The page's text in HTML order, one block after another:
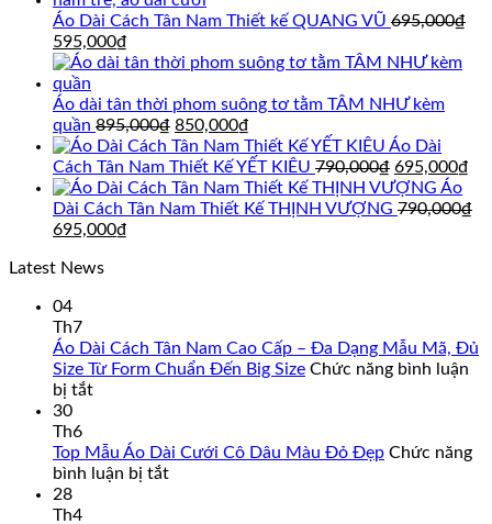
Áo Dài Cách Tân Nam Thiết kế QUANG VŨ 695,000₫
Giá
gốc
là:
695,000₫.
595,000₫
hiện
là:
595,000₫.
Áo dài tân thời phom suông tơ tằm TÂM NHƯ kèm
quần 895,000₫ Giá
gốc
là:
895,000₫.
850,000₫
hiện
tại
là:
850,000₫.
Áo Dài
Cách Tân Nam Thiết Kế YẾT KIÊU 790,000₫ Giá
gốc
là:
695,000₫
tại
Áo
Dài Cách Tân Nam Thiết Kế THỊNH VƯỢNG 790,000₫
Giá
là:
695,000₫
Latest News
04
Th7
Áo Dài Cách Tân Nam Cao Cấp – Đa Dạng Mẫu Mã, Đủ
Size Từ Form Chuẩn Đến Big Size Chức năng bình luận
bị tắtở
Cách
Tân
30
Th6
Top Mẫu Áo Dài Cưới Cô Dâu Màu Đỏ Đẹp Chức năng
bình luận bị tắtở
28
Th4